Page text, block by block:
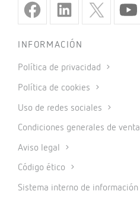
INFORMACIÓN
Política de privacidad
Política de cookies
Uso de redes sociales
Condiciones generales de venta
Aviso legal
Código ético
Sistema interno de información